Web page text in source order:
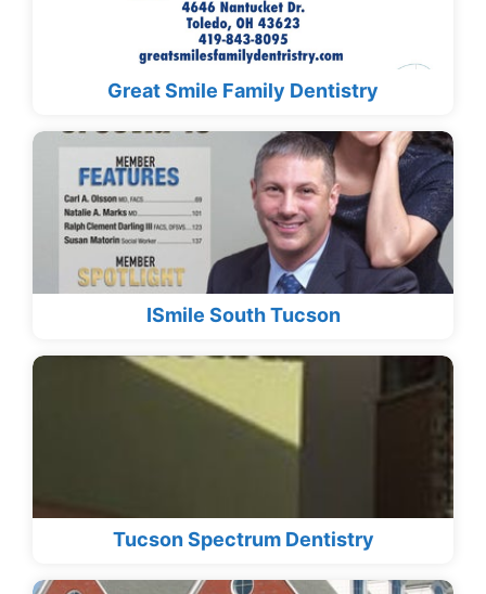
Great Smile Family Dentistry
ISmile South Tucson
Tucson Spectrum Dentistry